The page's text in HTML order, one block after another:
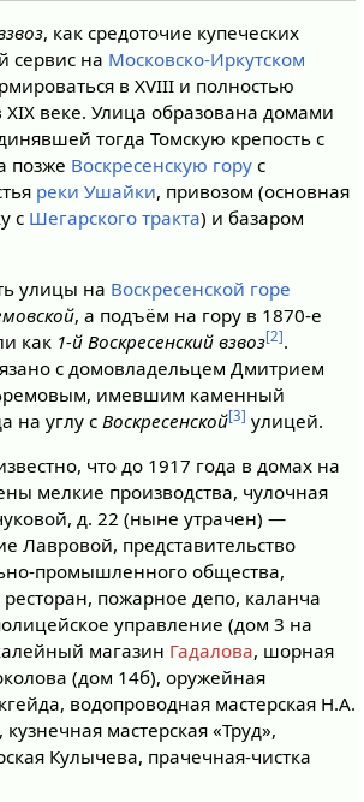
, как средоточие купеческих
сервис на Московско-Иркутском
в XVIII и полностью
веке. Улица образована домами
тогда Томскую крепость с
позже Воскресенскую горус
реки Ушайки, привозом (основная
с Шегарского тракта) и базаром
улицы на Воскресенской горе
, а подъём на гору в 1870-е
как 1-й Воскресенский взвоз[2].
с домовладельцем Дмитрием
имевшим каменный
на углу с Воскресенской[3] улицей.
что до 1917 года в домах на
мелкие производства, чулочная
д. 22 (ныне утрачен) —
Лавровой, представительство
промышленного общества,
пожарное депо, каланча
управление (дом 3 на
магазин Гадалова, шорная
(дом 14б), оружейная
водопроводная мастерская Н.А.
мастерская «Труд»,
Кулычева, прачечная-чистка